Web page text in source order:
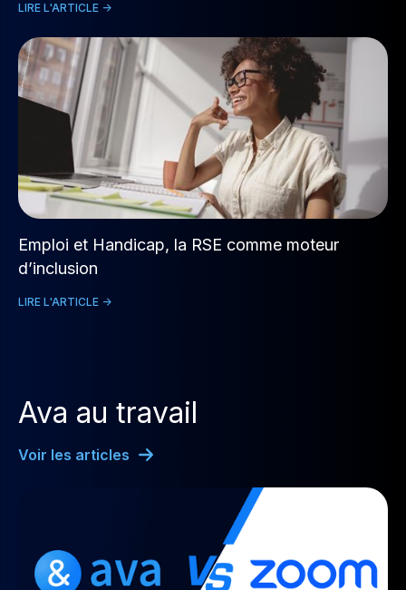
LIRE L'ARTICLE ->
Emploi et Handicap, la RSE comme moteur
d’inclusion
LIRE L'ARTICLE ->
Ava au travail
Voir les articles